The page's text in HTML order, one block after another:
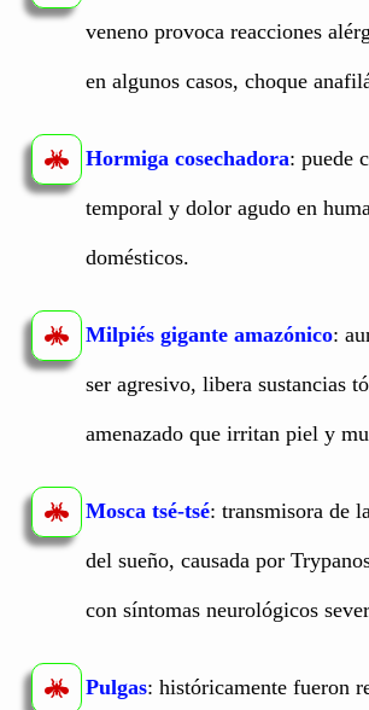
veneno provoca reacciones
en algunos casos, choque
Hormiga cosechadora: puede
temporal y dolor agudo en
domésticos.
Milpiés gigante amazónico:
ser agresivo, libera sustancias
amenazado que irritan piel y
Mosca tsé-tsé: transmisora de
del sueño, causada por
con síntomas neurológicos
Pulgas: históricamente fueron